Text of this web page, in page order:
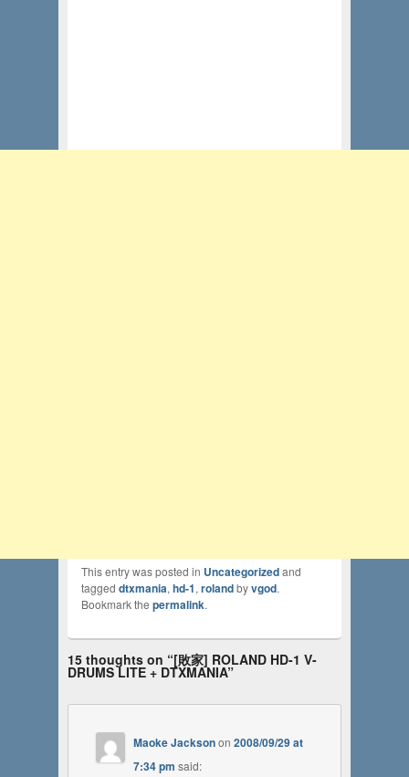
This entry was posted in Uncategorizedand
tagged dtxmania, hd-1, rolandbyvgod.
Bookmark the permalink.
15 thoughts on “[敗家] ROLAND HD-1 V-
DRUMS LITE + DTXMANIA”
Maoke Jacksonon2008/09/29 at
7:34 pm said: